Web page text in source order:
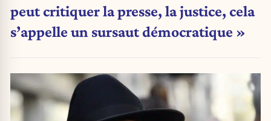
peut critiquer la presse, la justice, cela
s’appelle un sursaut démocratique »